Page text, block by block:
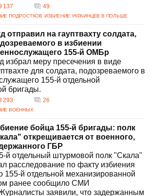
137 49
ПОДРОСТКОВ ИЗБИЕНИЕ УКРАИНЦЕВ В ПОЛЬШЕ
отправил на гауптвахту солдата,
в избиении
155-й ОМБр
избрал меру пресечения в виде
для солдата, подозреваемого в
155-й отдельной
бригады.
293 26
ВОЕННЫХ
бойца 155-й бригады: полк
открещивается от военного,
ГБР
й отдельный штурмовой полк "Скала"
расследование по факту избиения
155-й отдельной механизированной
ранее сообщило СМИ
заявили, что задержанным